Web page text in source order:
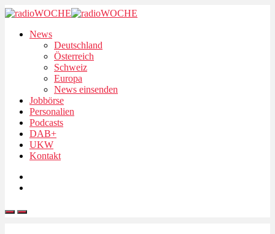
News
Deutschland
Österreich
Schweiz
Europa
News einsenden
Jobbörse
Personalien
Podcasts
DAB+
UKW
Kontakt